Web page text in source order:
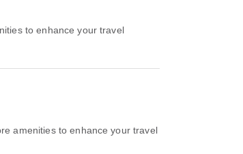
to enhance your travel
amenities to enhance your travel